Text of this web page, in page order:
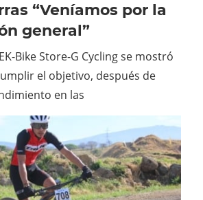
“Veníamos por la
general”
Bike Store-G Cycling se mostró
el objetivo, después de
en las